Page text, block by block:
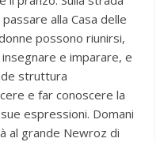
alla Casa delle
possono riunirsi,
e imparare, e
struttura
e far conoscere la
espressioni. Domani
al grande Newroz di